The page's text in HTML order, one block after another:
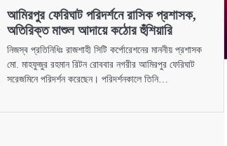
আমিরপুর ফেরিঘাট পরিদর্শনে রাসিক প্রশাসক,
অতিরিক্ত মাশুল আদায়ে কঠোর হুঁশিয়ারি
নিজস্ব প্রতিনিধিঃ রাজশাহী সিটি কর্পোরেশনের মাননীয় প্রশাসক
মো. মাহফুজুর রহমান রিটন রোববার নগরীর আমিরপুর ফেরিঘাট
সরেজমিনে পরিদর্শন করেছেন। পরিদর্শনকালে তিনি…